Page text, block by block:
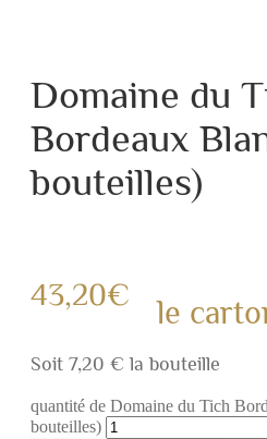
Domaine du
Bordeaux
bouteilles)
43,20€ le
Soit 7,20 € la bouteille
quantité de Domaine du Tich
bouteilles)